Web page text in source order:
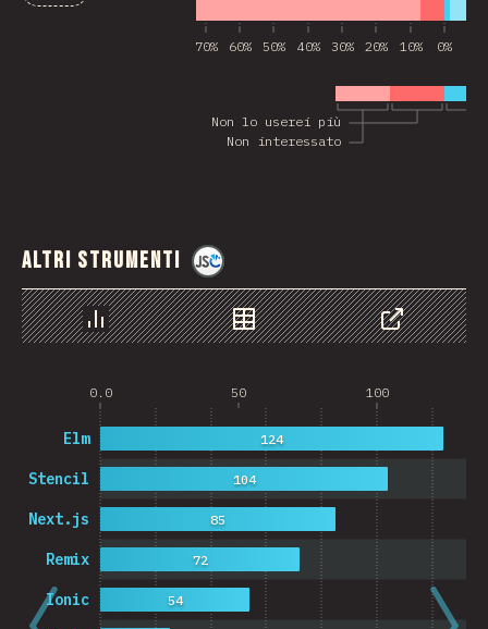
Non interessato
Non lo userei più
70% 60% 50% 40% 30% 20% 10% 0%
Altri strumenti
Grafico Dati Condividere
0.0 50 100
Ionic
Remix
Next.js
Stencil
Elm
54
72
85
104
124